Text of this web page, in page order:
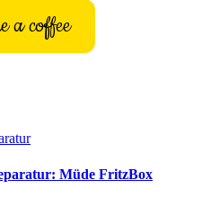
a coffee
Müde FritzBox